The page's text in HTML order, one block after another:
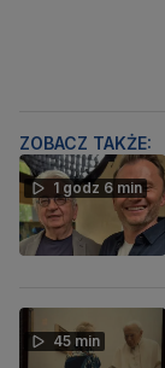
ZOBACZ TAKŻE:
1 godz 6 min
45 min